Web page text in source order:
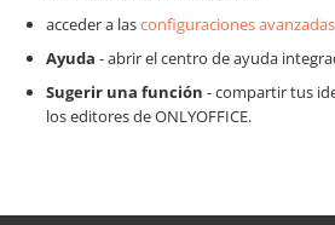
acceder a lasconfiguraciones avanzadas
Ayuda - abrir el centro de ayuda
Sugerir una función - compartir tus
los editores de ONLYOFFICE.